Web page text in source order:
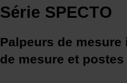
Série SPECTO
Palpeurs de
de mesure et